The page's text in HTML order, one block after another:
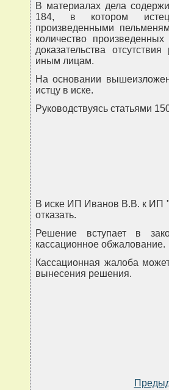
В материалах дела
184, в котором истец
произведенными
количество
доказательства
иным лицам.
На основании
истцу в иске.
Руководствуясь статьями
В иске ИП Иванов В.В. к ИП
отказать.
Решение вступает в
кассационное обжалование.
Кассационная жалоба
вынесения решения.